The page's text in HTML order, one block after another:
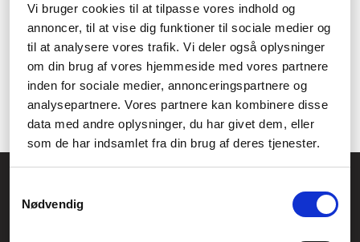
Vi bruger cookies til at tilpasse vores indhold og
annoncer, til at vise dig funktioner til sociale medier og
til at analysere vores trafik. Vi deler også oplysninger
om din brug af vores hjemmeside med vores partnere
inden for sociale medier, annonceringspartnere og
analysepartnere. Vores partnere kan kombinere disse
data med andre oplysninger, du har givet dem, eller
som de har indsamlet fra din brug af deres tjenester.
Nødvendig
← 1 ... 16 17 18 19 20
CVR.: 26208637
Anelystparken 33B,